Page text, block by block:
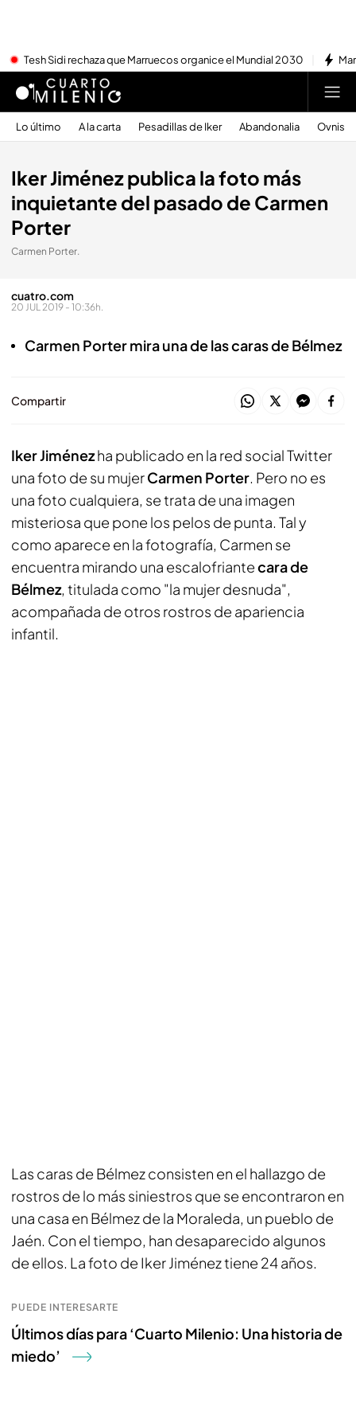
Tesh Sidi rechaza que Marruecos organice el Mundial 2030
Lo último A la carta Pesadillas de Iker Abandonalia Ovnis
Iker Jiménez publica la foto más
inquietante del pasado de Carmen
Porter
Carmen Porter.
cuatro.com
20 JUL 2019 - 10:36h.
Carmen Porter mira una de las caras de Bélmez
Compartir
Iker Jiménezha publicado en la red social Twitter
una foto de su mujerCarmen Porter. Pero no es
una foto cualquiera, se trata de una imagen
misteriosa que pone los pelos de punta. Tal y
como aparece en la fotografía, Carmen se
encuentra mirando una escalofriantecara de
Bélmez, titulada como "la mujer desnuda",
acompañada de otros rostros de apariencia
infantil.
Las caras de Bélmez consisten en el hallazgo de
rostros de lo más siniestros que se encontraron en
una casa en Bélmez de la Moraleda, un pueblo de
Jaén. Con el tiempo, han desaparecido algunos
de ellos. La foto de Iker Jiménez tiene 24 años.
PUEDE INTERESARTE
Últimos días para ‘Cuarto Milenio: Una historia de
miedo’